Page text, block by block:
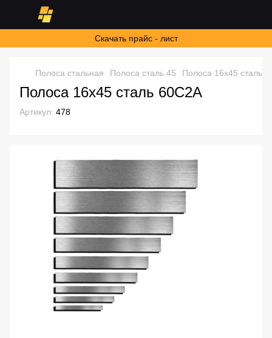
Скачать прайс - лист
Полоса стальная Полоса сталь 45 Полоса 16х45 сталь
Полоса 16х45 сталь 60С2А
Артикул: 478